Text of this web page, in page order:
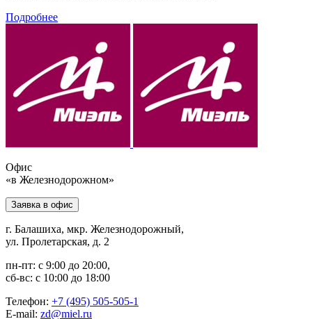
Подробнее
Офис
«в Железнодорожном»
Заявка в офис
г. Балашиха, мкр. Железнодорожный,
ул. Пролетарская, д. 2
пн-пт: с 9:00 до 20:00,
сб-вс: с 10:00 до 18:00
Телефон: +7 (495) 505-505-1
E-mail: zd@miel.ru